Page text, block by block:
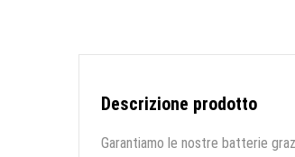
Descrizione prodotto
Garantiamo le nostre batterie